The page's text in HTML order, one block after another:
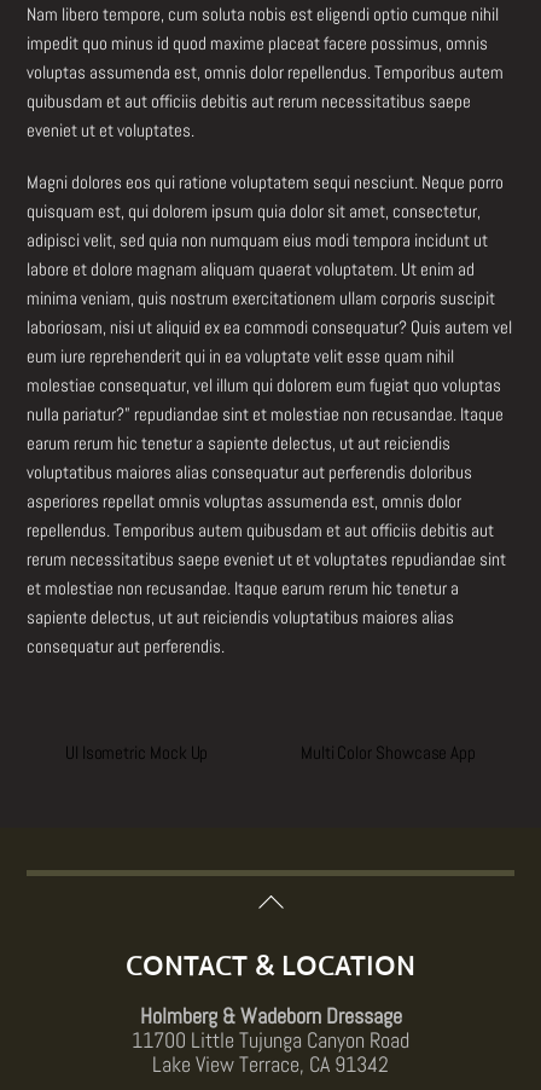
Nam libero tempore, cum soluta nobis est eligendi optio cumque nihil
impedit quo minus id quod maxime placeat facere possimus, omnis
voluptas assumenda est, omnis dolor repellendus. Temporibus autem
quibusdam et aut officiis debitis aut rerum necessitatibus saepe
eveniet ut et voluptates.
Magni dolores eos qui ratione voluptatem sequi nesciunt. Neque porro
quisquam est, qui dolorem ipsum quia dolor sit amet, consectetur,
adipisci velit, sed quia non numquam eius modi tempora incidunt ut
labore et dolore magnam aliquam quaerat voluptatem. Ut enim ad
minima veniam, quis nostrum exercitationem ullam corporis suscipit
laboriosam, nisi ut aliquid ex ea commodi consequatur? Quis autem vel
eum iure reprehenderit qui in ea voluptate velit esse quam nihil
molestiae consequatur, vel illum qui dolorem eum fugiat quo voluptas
nulla pariatur?” repudiandae sint et molestiae non recusandae. Itaque
earum rerum hic tenetur a sapiente delectus, ut aut reiciendis
voluptatibus maiores alias consequatur aut perferendis doloribus
asperiores repellat omnis voluptas assumenda est, omnis dolor
repellendus. Temporibus autem quibusdam et aut officiis debitis aut
rerum necessitatibus saepe eveniet ut et voluptates repudiandae sint
et molestiae non recusandae. Itaque earum rerum hic tenetur a
sapiente delectus, ut aut reiciendis voluptatibus maiores alias
consequatur aut perferendis.
UI Isometric Mock Up Multi Color Showcase App
Back
Top
CONTACT & LOCATION
Holmberg & Wadeborn Dressage
11700 Little Tujunga Canyon Road
Lake View Terrace, CA 91342